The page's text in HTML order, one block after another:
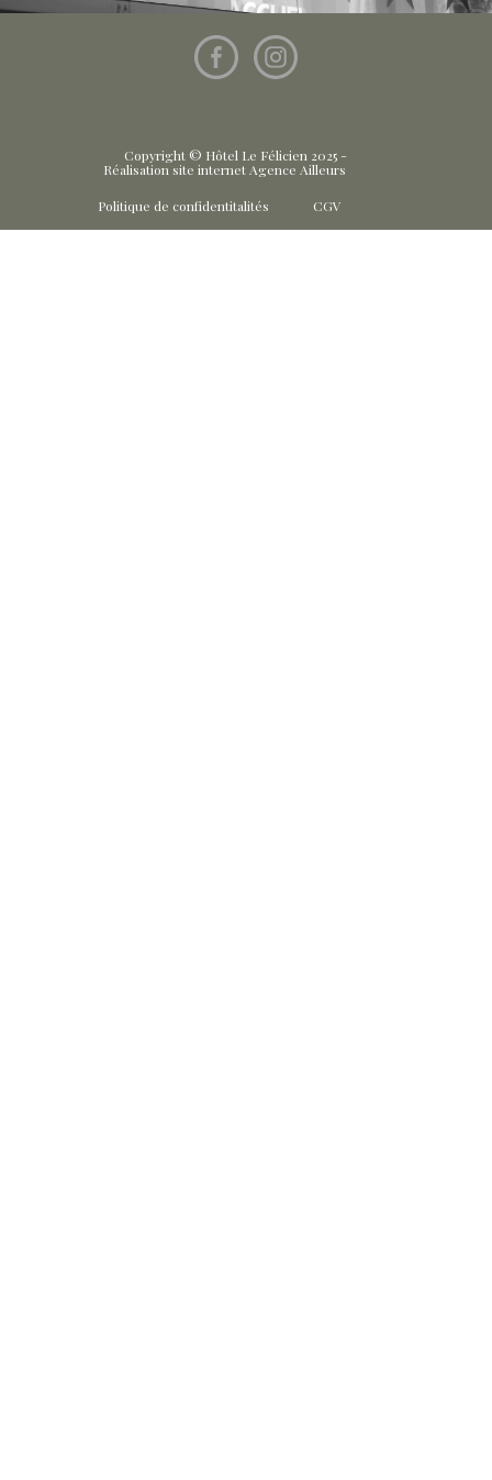
Copyright © Hôtel Le Félicien 2025 -
Réalisation site internet Agence Ailleurs
Politique de confidentitalités CGV